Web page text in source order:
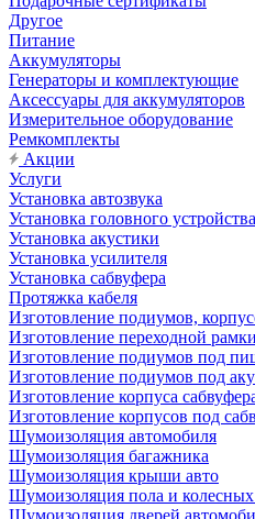
Другое
Питание
Аккумуляторы
Генераторы и комплектующие
Аксессуары для аккумуляторов
Измерительное оборудование
Ремкомплекты
Акции
Услуги
Установка автозвука
Установка головного устройства
Установка акустики
Установка усилителя
Установка сабвуфера
Протяжка кабеля
Изготовление подиумов,
Изготовление переходной
Изготовление подиумов под
Изготовление подиумов под
Изготовление корпуса
Изготовление корпусов под
Шумоизоляция автомобиля
Шумоизоляция багажника
Шумоизоляция крыши авто
Шумоизоляция пола и колесных
Шумоизоляция дверей